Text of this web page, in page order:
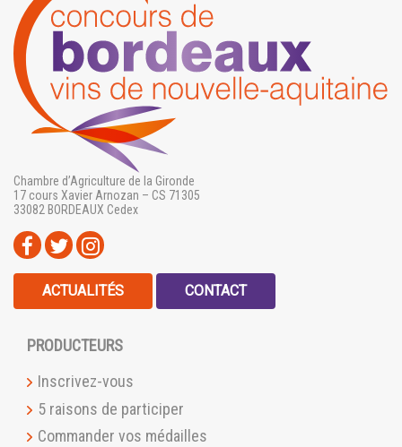
Chambre d’Agriculture de la Gironde
17 cours Xavier Arnozan – CS 71305
33082 BORDEAUX Cedex
ACTUALITÉS CONTACT
PRODUCTEURS
Inscrivez-vous
5 raisons de participer
Commander vos médailles